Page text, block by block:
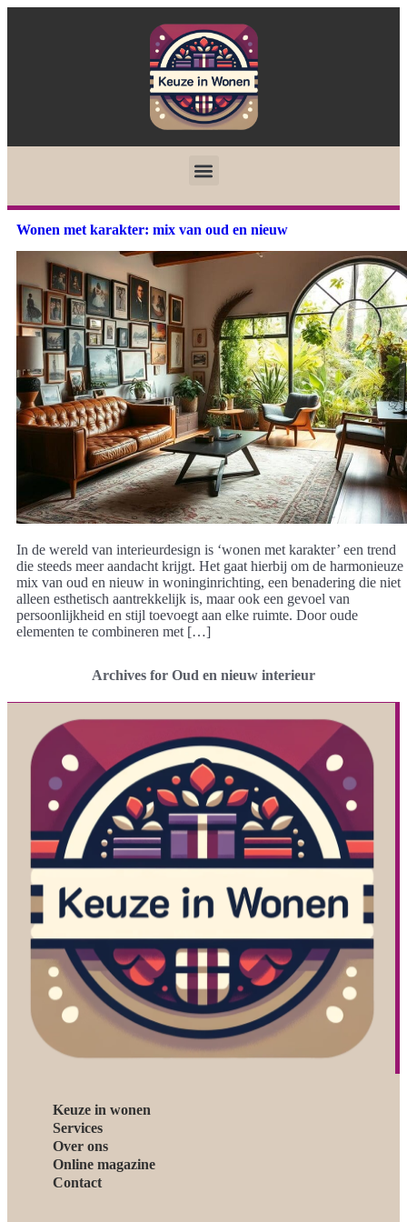
Wonen met karakter: mix van oud en nieuw
In de wereld van interieurdesign is ‘wonen met karakter’ een trend
die steeds meer aandacht krijgt. Het gaat hierbij om de harmonieuze
mix van oud en nieuw in woninginrichting, een benadering die niet
alleen esthetisch aantrekkelijk is, maar ook een gevoel van
persoonlijkheid en stijl toevoegt aan elke ruimte. Door oude
elementen te combineren met […]
Archives for Oud en nieuw interieur
Keuze in wonen
Services
Over ons
Online magazine
Contact